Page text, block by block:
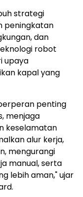
strategi
peningkatan
dan
robot
upaya
kapal yang
penting
menjaga
keselamatan
alur kerja,
mengurangi
manual, serta
lebih aman," ujar